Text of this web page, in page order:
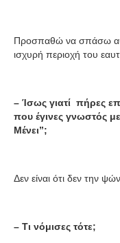
Προσπαθώ να σπάσω
ισχυρή περιοχή του
– Ίσως γιατί πήρες
που έγινες γνωστός
Μένει”;
Δεν είναι ότι δεν την
– Τι νόμισες τότε;